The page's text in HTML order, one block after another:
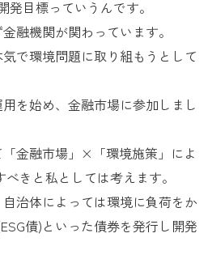
発目標っていうんです。
融機関が関わっています。
で環境問題に取り組もうとして
を始め、金融市場に参加しまし
金融市場」×「環境施策」によ
きと私としては考えます。
治体によっては環境に負荷をか
債)といった債券を発行し開発